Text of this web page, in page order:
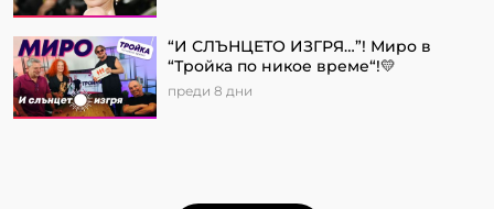
“И СЛЪНЦЕТО ИЗГРЯ…”! Миро в
“Тройка по никое време“!💛
преди 8 дни